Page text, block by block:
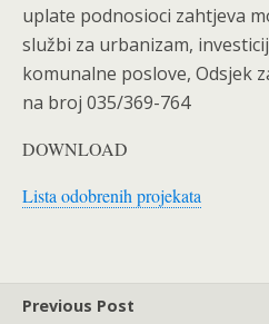
uplate podnosioci zahtjeva
službi za urbanizam,
komunalne poslove, Odsjek
na broj 035/369-764
DOWNLOAD
Lista odobrenih projekata
Previous Post